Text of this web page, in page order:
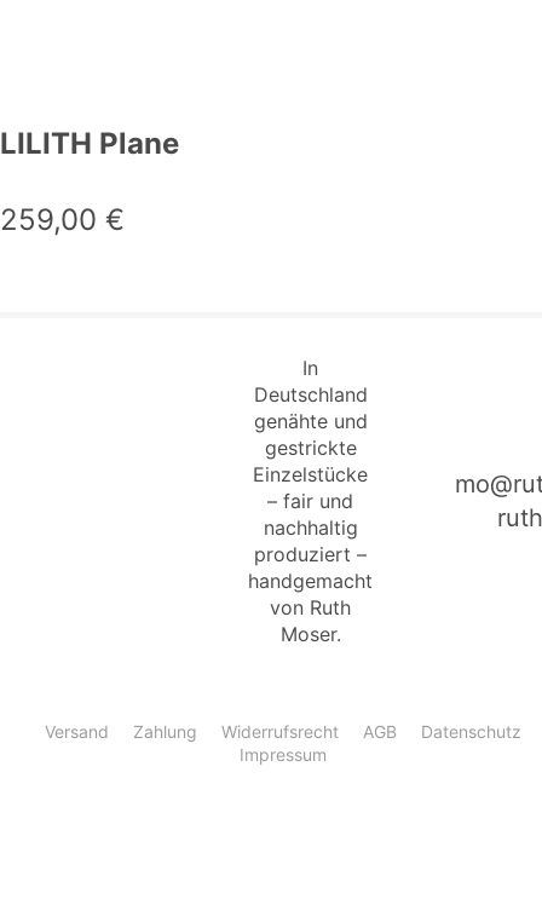
LILITH Plane
259,00 €
In
Deutschland
genähte und
gestrickte
Einzelstücke
– fair und
nachhaltig
produziert –
handgemacht
von Ruth
Moser.
Versand Zahlung Widerrufsrecht AGB
Datenschutz
Impressum